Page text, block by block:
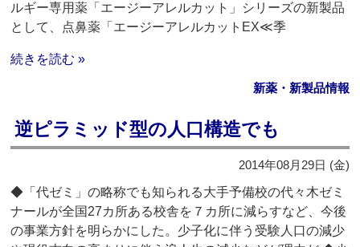
ルギー専用薬「エージーアレルカット」シリーズの新製品
として、点鼻薬「エージーアレルカットEX≪季
続きを読む »
新薬・新製品情報
逆ピラミッド型の人口構造でも
2014年08月29日 (金)
◆「代ゼミ」の略称でも知られる大手予備校の代々木ゼミ
ナールが全国27カ所ある校舎を７カ所に減らすなど、今後
の事業方針を明らかにした。少子化に伴う受験人口の減少